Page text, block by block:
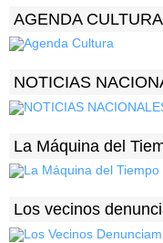
AGENDA
NOTICIAS
La Máquina del
Los vecinos